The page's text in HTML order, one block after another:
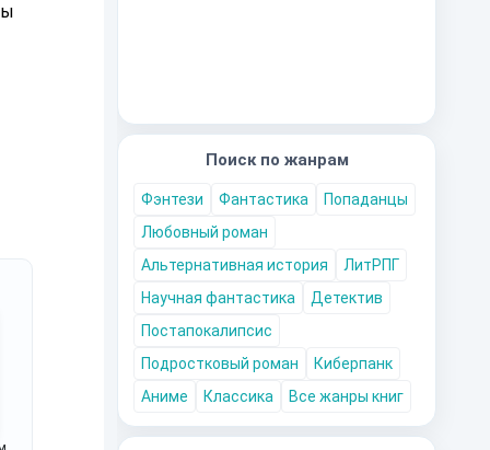
Поиск по жанрам
Фэнтези Фантастика
Попаданцы
Любовный роман
Альтернативная история
ЛитРПГ
Научная фантастика
Детектив
Постапокалипсис
Подростковый роман
Киберпанк
Аниме
Классика Все жанры книг